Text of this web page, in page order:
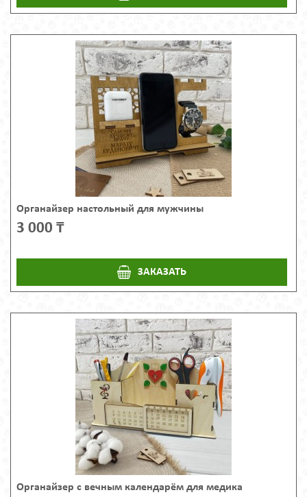
Органайзер настольный для мужчины
3 000 ₸
ЗАКАЗАТЬ
Органайзер с вечным календарём для медика